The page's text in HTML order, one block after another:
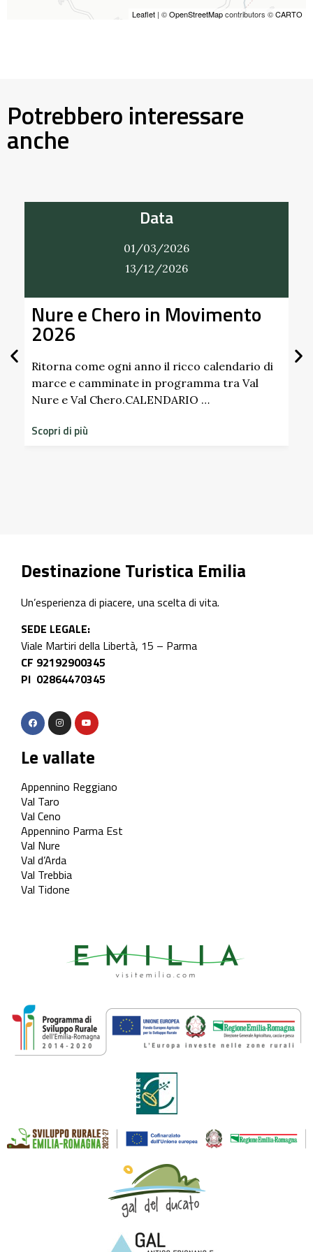
Leaflet | ©OpenStreetMapcontributors ©CARTO
Potrebbero interessare
anche
Data
01/03/2026
13/12/2026
Nure e Chero in Movimento
2026
Ritorna come ogni anno il ricco calendario di
marce e camminate in programma tra Val
Nure e Val Chero.CALENDARIO …
Scopri di più
Destinazione Turistica Emilia
Un’esperienza di piacere, una scelta di vita.
SEDE LEGALE:
Viale Martiri della Libertà, 15 – Parma
CF 92192900345
PI 02864470345
Le vallate
Appennino Reggiano
Val Taro
Val Ceno
Appennino Parma Est
Val Nure
Val d’Arda
Val Trebbia
Val Tidone